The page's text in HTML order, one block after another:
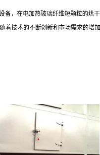
备，在电加热玻璃纤维短颗粒的
技术的不断创新和市场需求的增